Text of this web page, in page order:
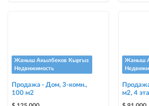
Жаныш Акылбеков Кыргыз
Недвижимость
Продажа · Дом, 3-комн.,
100 м2
Жаныш
м2, 4